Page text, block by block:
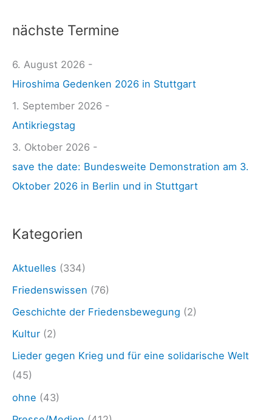
o
h
n
n
a
c
h
:
nächste Termine
6. August 2026 -
Hiroshima Gedenken 2026 in Stuttgart
1. September 2026 -
Antikriegstag
3. Oktober 2026 -
save the date: Bundesweite Demonstration am 3.
Oktober 2026 in Berlin und in Stuttgart
Kategorien
Aktuelles (334)
Friedenswissen (76)
Geschichte der Friedensbewegung (2)
Kultur (2)
Lieder gegen Krieg und für eine solidarische Welt
(45)
ohne (43)